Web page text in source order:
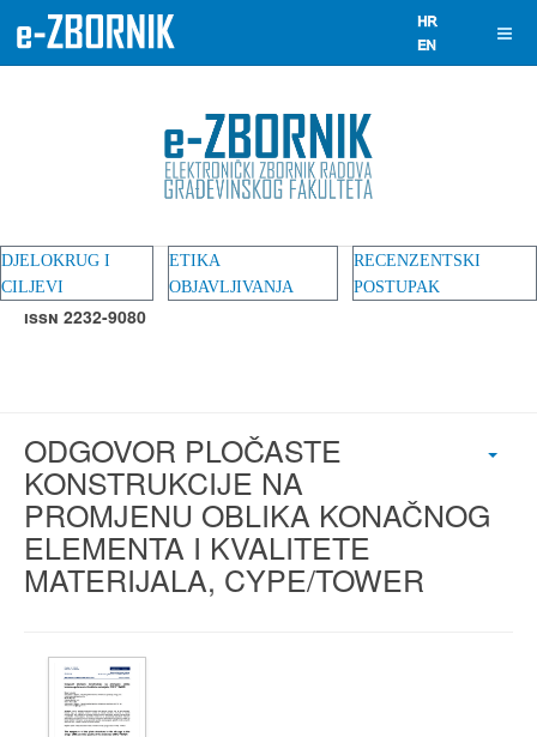
DJELOKRUG I
CILJEVI
ETIKA
OBJAVLJIVANJA
RECENZENTSKI
POSTUPAK
ISSN 2232-9080
ODGOVOR PLOČASTE
KONSTRUKCIJE NA
PROMJENU OBLIKA KONAČNOG
ELEMENTA I KVALITETE
MATERIJALA, CYPE/TOWER